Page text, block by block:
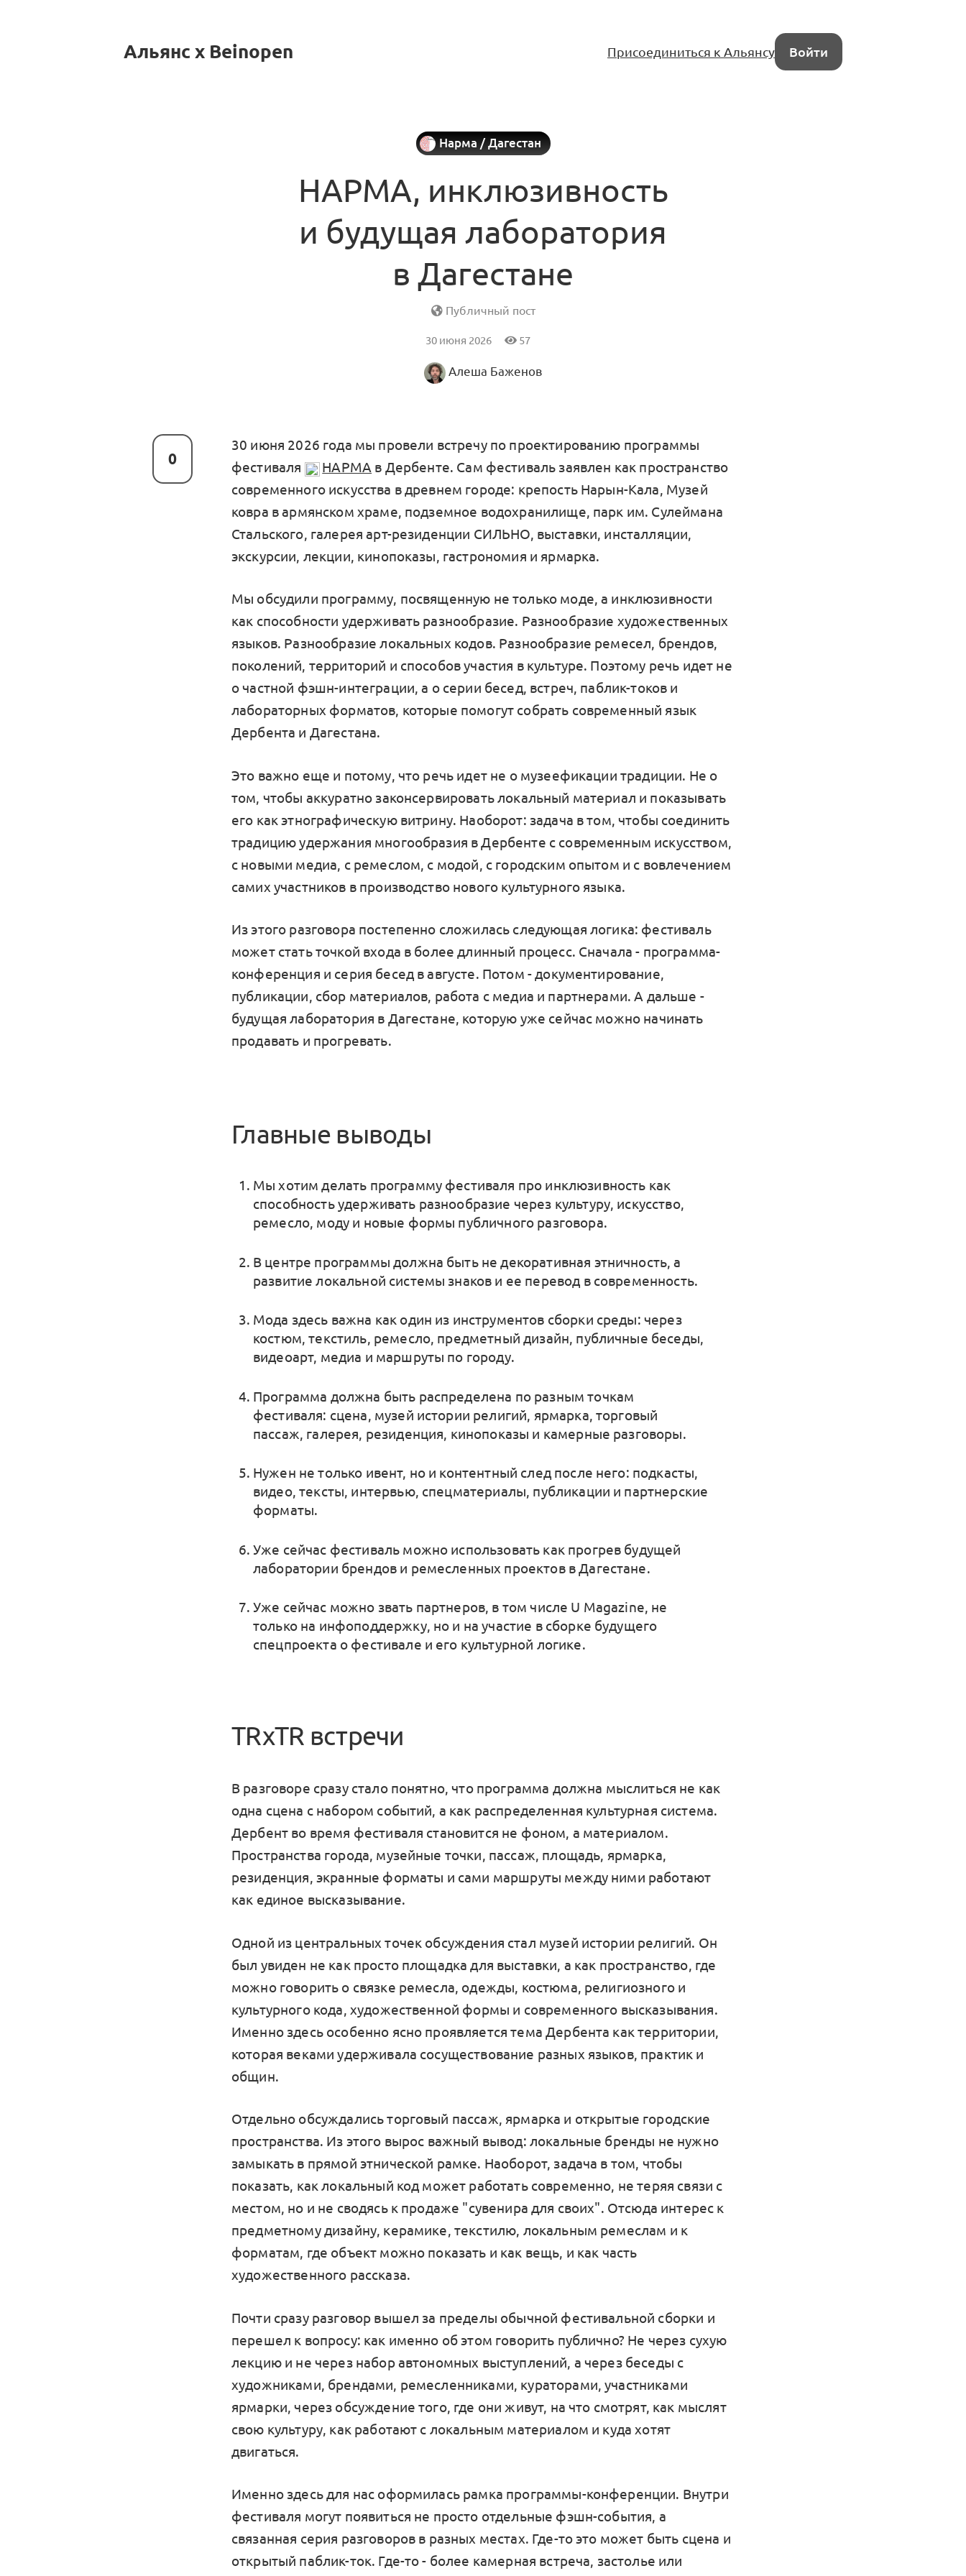
Альянс x Beinopen Присоединиться к Альянсу Войти
Нарма / Дагестан
НАРМА, инклюзивность
и будущая лаборатория
в Дагестане
Публичный пост
30 июня 2026 57
Алеша Баженов
0
30 июня 2026 года мы провели встречу по проектированию программы
фестиваля
НАРМА в Дербенте. Сам фестиваль заявлен как пространство
современного искусства в древнем городе: крепость Нарын-Кала, Музей
ковра в армянском храме, подземное водохранилище, парк им. Сулеймана
Стальского, галерея арт-резиденции СИЛЬНО, выставки, инсталляции,
экскурсии, лекции, кинопоказы, гастрономия и ярмарка.
Мы обсудили программу, посвященную не только моде, а инклюзивности
как способности удерживать разнообразие. Разнообразие художественных
языков. Разнообразие локальных кодов. Разнообразие ремесел, брендов,
поколений, территорий и способов участия в культуре. Поэтому речь идет не
о частной фэшн-интеграции, а о серии бесед, встреч, паблик-токов и
лабораторных форматов, которые помогут собрать современный язык
Дербента и Дагестана.
Это важно еще и потому, что речь идет не о музеефикации традиции. Не о
том, чтобы аккуратно законсервировать локальный материал и показывать
его как этнографическую витрину. Наоборот: задача в том, чтобы соединить
традицию удержания многообразия в Дербенте с современным искусством,
с новыми медиа, с ремеслом, с модой, с городским опытом и с вовлечением
самих участников в производство нового культурного языка.
Из этого разговора постепенно сложилась следующая логика: фестиваль
может стать точкой входа в более длинный процесс. Сначала - программа-
конференция и серия бесед в августе. Потом - документирование,
публикации, сбор материалов, работа с медиа и партнерами. А дальше -
будущая лаборатория в Дагестане, которую уже сейчас можно начинать
продавать и прогревать.
Главные выводы
Мы хотим делать программу фестиваля про инклюзивность как
способность удерживать разнообразие через культуру, искусство,
ремесло, моду и новые формы публичного разговора.
В центре программы должна быть не декоративная этничность, а
развитие локальной системы знаков и ее перевод в современность.
Мода здесь важна как один из инструментов сборки среды: через
костюм, текстиль, ремесло, предметный дизайн, публичные беседы,
видеоарт, медиа и маршруты по городу.
Программа должна быть распределена по разным точкам
фестиваля: сцена, музей истории религий, ярмарка, торговый
пассаж, галерея, резиденция, кинопоказы и камерные разговоры.
Нужен не только ивент, но и контентный след после него: подкасты,
видео, тексты, интервью, спецматериалы, публикации и партнерские
форматы.
Уже сейчас фестиваль можно использовать как прогрев будущей
лаборатории брендов и ремесленных проектов в Дагестане.
Уже сейчас можно звать партнеров, в том числе U Magazine, не
только на инфоподдержку, но и на участие в сборке будущего
спецпроекта о фестивале и его культурной логике.
TRxTR встречи
В разговоре сразу стало понятно, что программа должна мыслиться не как
одна сцена с набором событий, а как распределенная культурная система.
Дербент во время фестиваля становится не фоном, а материалом.
Пространства города, музейные точки, пассаж, площадь, ярмарка,
резиденция, экранные форматы и сами маршруты между ними работают
как единое высказывание.
Одной из центральных точек обсуждения стал музей истории религий. Он
был увиден не как просто площадка для выставки, а как пространство, где
можно говорить о связке ремесла, одежды, костюма, религиозного и
культурного кода, художественной формы и современного высказывания.
Именно здесь особенно ясно проявляется тема Дербента как территории,
которая веками удерживала сосуществование разных языков, практик и
общин.
Отдельно обсуждались торговый пассаж, ярмарка и открытые городские
пространства. Из этого вырос важный вывод: локальные бренды не нужно
замыкать в прямой этнической рамке. Наоборот, задача в том, чтобы
показать, как локальный код может работать современно, не теряя связи с
местом, но и не сводясь к продаже "сувенира для своих". Отсюда интерес к
предметному дизайну, керамике, текстилю, локальным ремеслам и к
форматам, где объект можно показать и как вещь, и как часть
художественного рассказа.
Почти сразу разговор вышел за пределы обычной фестивальной сборки и
перешел к вопросу: как именно об этом говорить публично? Не через сухую
лекцию и не через набор автономных выступлений, а через беседы с
художниками, брендами, ремесленниками, кураторами, участниками
ярмарки, через обсуждение того, где они живут, на что смотрят, как мыслят
свою культуру, как работают с локальным материалом и куда хотят
двигаться.
Именно здесь для нас оформилась рамка программы-конференции. Внутри
фестиваля могут появиться не просто отдельные фэшн-события, а
связанная серия разговоров в разных местах. Где-то это может быть сцена и
открытый паблик-ток. Где-то - более камерная встреча, застолье или